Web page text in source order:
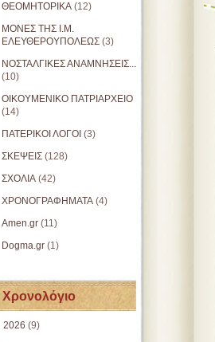
ΘΕΟΜΗΤΟΡΙΚΑ (12)
ΜΟΝΕΣ ΤΗΣ Ι.Μ.
ΕΛΕΥΘΕΡΟΥΠΟΛΕΩΣ (3)
ΝΟΣΤΑΛΓΙΚΕΣ ΑΝΑΜΝΗΣΕΙΣ...
(10)
ΟΙΚΟΥΜΕΝΙΚΟ ΠΑΤΡΙΑΡΧΕΙΟ
(14)
ΠΑΤΕΡΙΚΟΙ ΛΟΓΟΙ (3)
ΣΚΕΨΕΙΣ (128)
ΣΧΟΛΙΑ (42)
ΧΡΟΝΟΓΡΑΦΗΜΑΤΑ (4)
Amen.gr (11)
Dogma.gr (1)
Χρονολόγιο
2026 (9)